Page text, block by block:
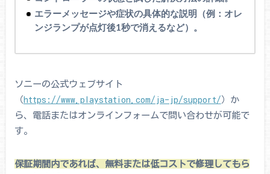
エラーメッセージや症状の具体的な説明（例：オレ
ンジランプが点灯後1秒で消えるなど）。
ソニーの公式ウェブサイト
（https://www.playstation.com/ja-jp/support/）か
ら、電話またはオンラインフォームで問い合わせが可能で
す。
保証期間内であれば、無料または低コストで修理してもら